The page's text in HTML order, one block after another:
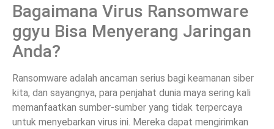
Bagaimana Virus Ransomware
ggyu Bisa Menyerang Jaringan
Anda?
Ransomware adalah ancaman serius bagi keamanan siber
kita, dan sayangnya, para penjahat dunia maya sering kali
memanfaatkan sumber-sumber yang tidak terpercaya
untuk menyebarkan virus ini. Mereka dapat mengirimkan